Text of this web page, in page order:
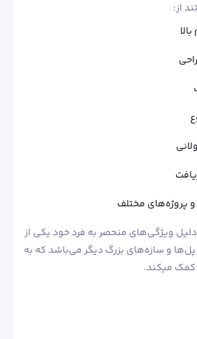
از:
پروژه‌های مختلف
دلیل ویژگی‌های منحصر به فرد خود یکی از
و سازه‌های بزرگ دیگر می‌باشد که به
کمک میکند.‌